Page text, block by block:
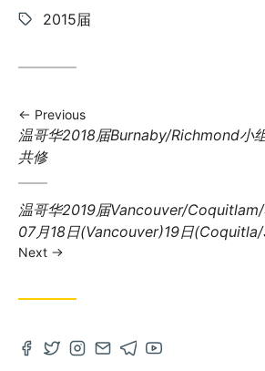
Tags:
2015届
Previous
Previous
post:
温哥华2018届Burnaby/Richmond小
共修
Next
post:
温哥华2019届Vancouver/
07月18日(Vancouver)19日
Next
OpenOpenOpenContact
OpenOpen